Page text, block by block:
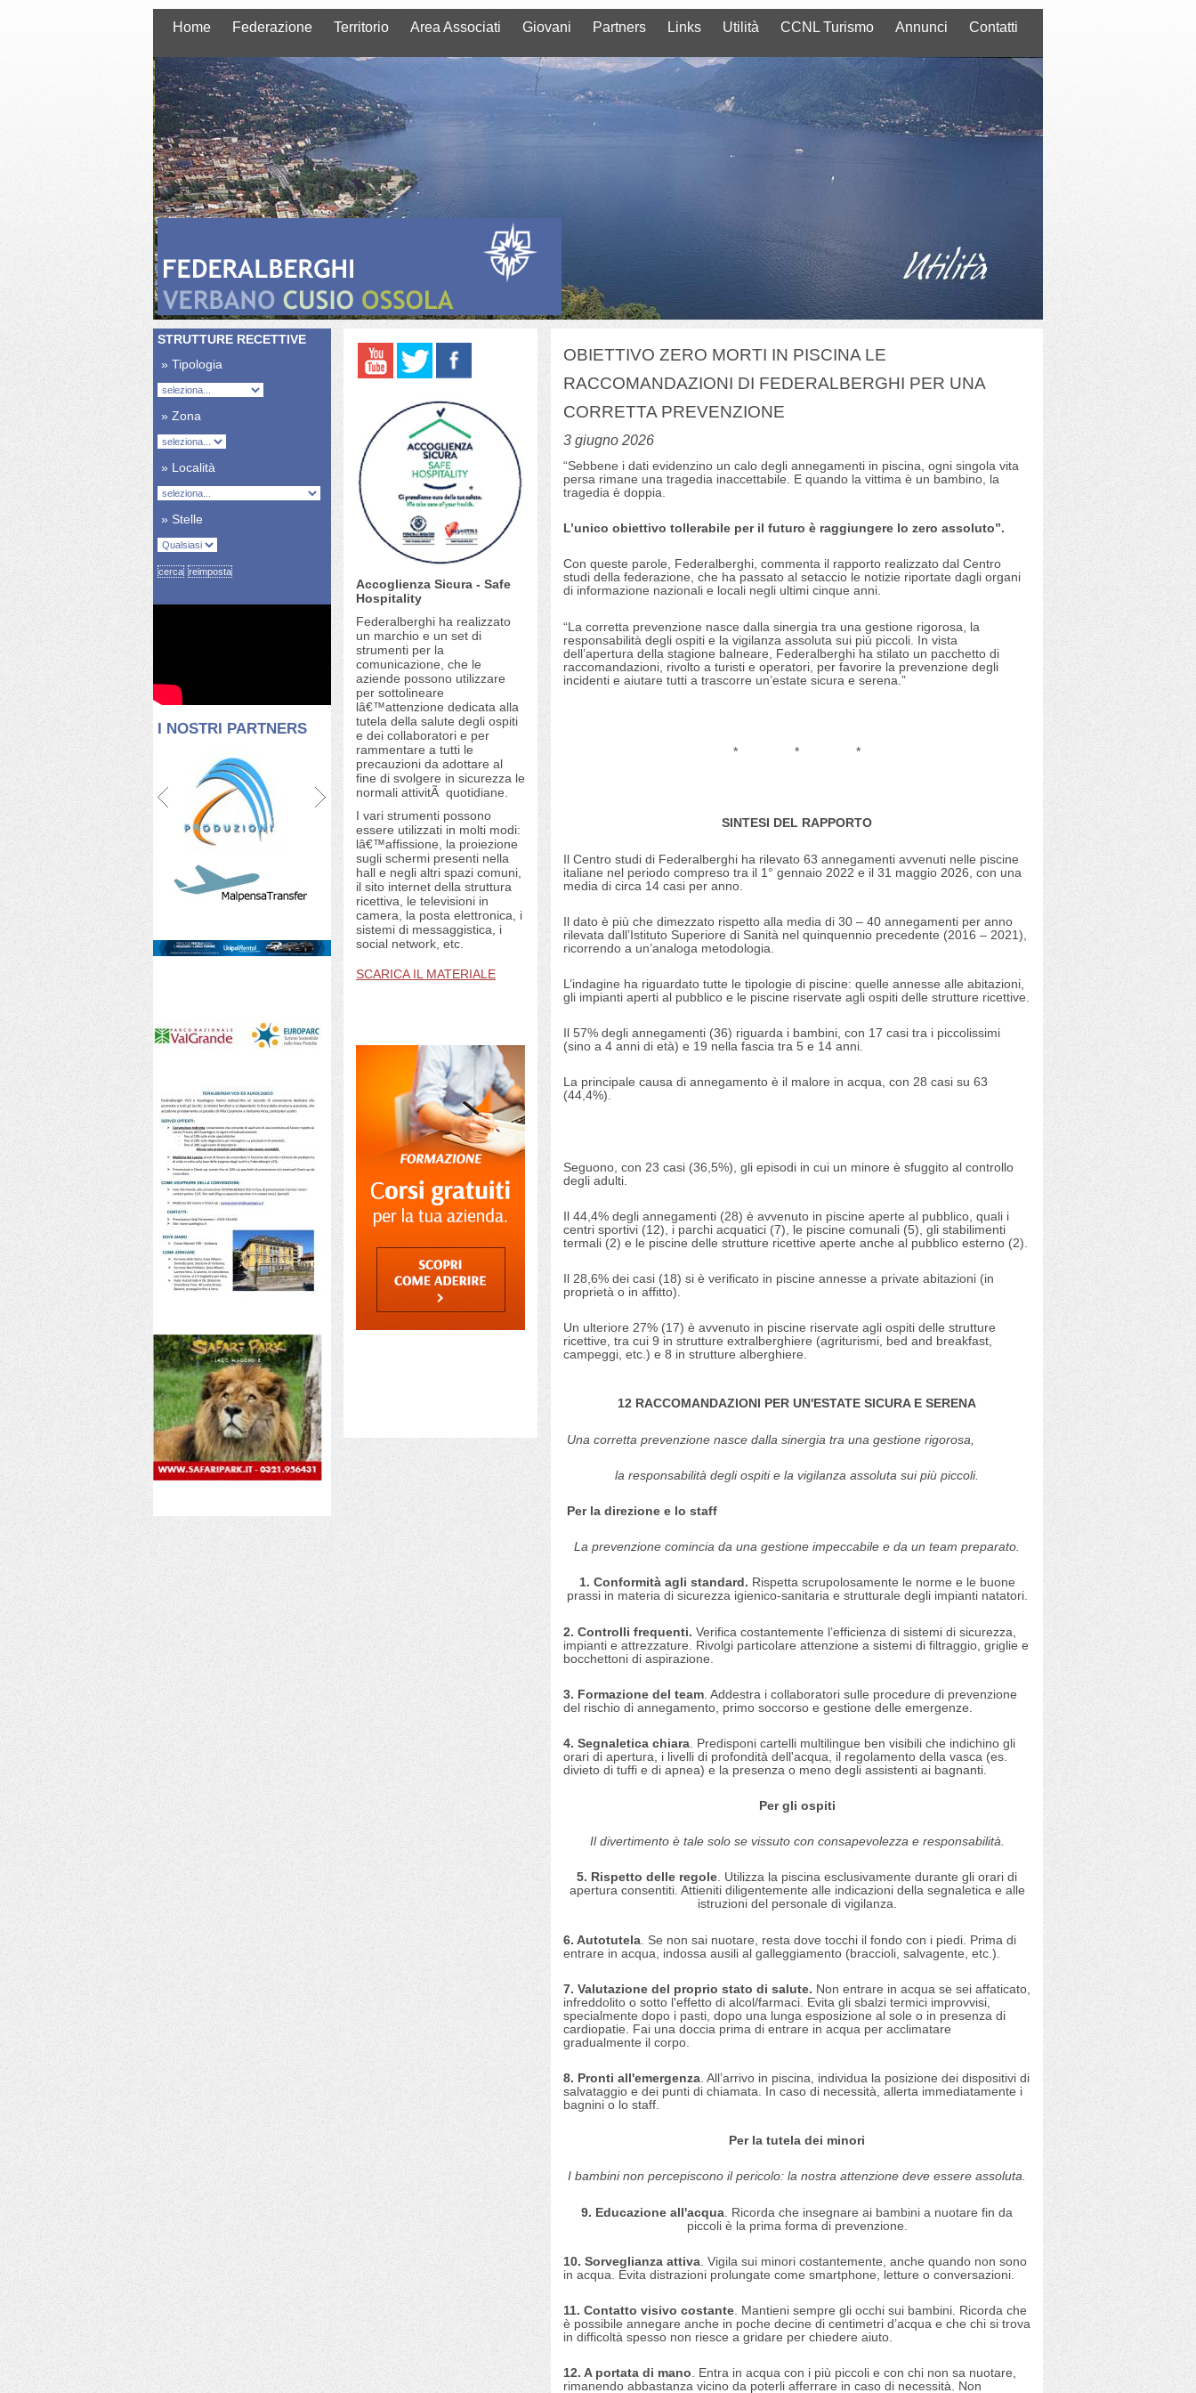
Home Federazione Territorio Area Associati Giovani Partners Links Utilità CCNL Turismo Annunci Contatti
OBIETTIVO ZERO MORTI IN PISCINA LE
RACCOMANDAZIONI DI FEDERALBERGHI PER UNA
CORRETTA PREVENZIONE
3 giugno 2026
“Sebbene i dati evidenzino un calo degli annegamenti in piscina, ogni singola vita
persa rimane una tragedia inaccettabile. E quando la vittima è un bambino, la
tragedia è doppia.
L’unico obiettivo tollerabile per il futuro è raggiungere lo zero assoluto”.
Con queste parole, Federalberghi, commenta il rapporto realizzato dal Centro
studi della federazione, che ha passato al setaccio le notizie riportate dagli organi
di informazione nazionali e locali negli ultimi cinque anni.
“La corretta prevenzione nasce dalla sinergia tra una gestione rigorosa, la
responsabilità degli ospiti e la vigilanza assoluta sui più piccoli. In vista
dell’apertura della stagione balneare, Federalberghi ha stilato un pacchetto di
raccomandazioni, rivolto a turisti e operatori, per favorire la prevenzione degli
incidenti e aiutare tutti a trascorre un’estate sicura e serena.”
* * *
SINTESI DEL RAPPORTO
Il Centro studi di Federalberghi ha rilevato 63 annegamenti avvenuti nelle piscine
italiane nel periodo compreso tra il 1° gennaio 2022 e il 31 maggio 2026, con una
media di circa 14 casi per anno.
Il dato è più che dimezzato rispetto alla media di 30 – 40 annegamenti per anno
rilevata dall’Istituto Superiore di Sanità nel quinquennio precedente (2016 – 2021),
ricorrendo a un’analoga metodologia.
L’indagine ha riguardato tutte le tipologie di piscine: quelle annesse alle abitazioni,
gli impianti aperti al pubblico e le piscine riservate agli ospiti delle strutture ricettive.
Il 57% degli annegamenti (36) riguarda i bambini, con 17 casi tra i piccolissimi
(sino a 4 anni di età) e 19 nella fascia tra 5 e 14 anni.
La principale causa di annegamento è il malore in acqua, con 28 casi su 63
(44,4%).
Seguono, con 23 casi (36,5%), gli episodi in cui un minore è sfuggito al controllo
degli adulti.
Il 44,4% degli annegamenti (28) è avvenuto in piscine aperte al pubblico, quali i
centri sportivi (12), i parchi acquatici (7), le piscine comunali (5), gli stabilimenti
termali (2) e le piscine delle strutture ricettive aperte anche al pubblico esterno (2).
Il 28,6% dei casi (18) si è verificato in piscine annesse a private abitazioni (in
proprietà o in affitto).
Un ulteriore 27% (17) è avvenuto in piscine riservate agli ospiti delle strutture
ricettive, tra cui 9 in strutture extralberghiere (agriturismi, bed and breakfast,
campeggi, etc.) e 8 in strutture alberghiere.
12 RACCOMANDAZIONI PER UN'ESTATE SICURA E SERENA
Una corretta prevenzione nasce dalla sinergia tra una gestione rigorosa,
la responsabilità degli ospiti e la vigilanza assoluta sui più piccoli.
Per la direzione e lo staff
La prevenzione comincia da una gestione impeccabile e da un team preparato.
1. Conformità agli standard. Rispetta scrupolosamente le norme e le buone
prassi in materia di sicurezza igienico-sanitaria e strutturale degli impianti natatori.
2. Controlli frequenti. Verifica costantemente l’efficienza di sistemi di sicurezza,
impianti e attrezzature. Rivolgi particolare attenzione a sistemi di filtraggio, griglie e
bocchettoni di aspirazione.
3. Formazione del team . Addestra i collaboratori sulle procedure di prevenzione
del rischio di annegamento, primo soccorso e gestione delle emergenze.
4. Segnaletica chiara . Predisponi cartelli multilingue ben visibili che indichino gli
orari di apertura, i livelli di profondità dell'acqua, il regolamento della vasca (es.
divieto di tuffi e di apnea) e la presenza o meno degli assistenti ai bagnanti.
Per gli ospiti
Il divertimento è tale solo se vissuto con consapevolezza e responsabilità.
5. Rispetto delle regole. Utilizza la piscina esclusivamente durante gli orari di
apertura consentiti. Attieniti diligentemente alle indicazioni della segnaletica e alle
istruzioni del personale di vigilanza.
6. Autotutela . Se non sai nuotare, resta dove tocchi il fondo con i piedi. Prima di
entrare in acqua, indossa ausili al galleggiamento (braccioli, salvagente, etc.).
7. Valutazione del proprio stato di salute. Non entrare in acqua se sei affaticato,
infreddolito o sotto l'effetto di alcol/farmaci. Evita gli sbalzi termici improvvisi,
specialmente dopo i pasti, dopo una lunga esposizione al sole o in presenza di
cardiopatie. Fai una doccia prima di entrare in acqua per acclimatare
gradualmente il corpo.
8. Pronti all'emergenza . All’arrivo in piscina, individua la posizione dei dispositivi di
salvataggio e dei punti di chiamata. In caso di necessità, allerta immediatamente i
bagnini o lo staff.
Per la tutela dei minori
I bambini non percepiscono il pericolo: la nostra attenzione deve essere assoluta.
9. Educazione all'acqua . Ricorda che insegnare ai bambini a nuotare fin da
piccoli è la prima forma di prevenzione.
10. Sorveglianza attiva . Vigila sui minori costantemente, anche quando non sono
in acqua. Evita distrazioni prolungate come smartphone, letture o conversazioni.
11. Contatto visivo costante . Mantieni sempre gli occhi sui bambini. Ricorda che
è possibile annegare anche in poche decine di centimetri d’acqua e che chi si trova
in difficoltà spesso non riesce a gridare per chiedere aiuto.
12. A portata di mano . Entra in acqua con i più piccoli e con chi non sa nuotare,
rimanendo abbastanza vicino da poterli afferrare in caso di necessità. Non
STRUTTURE RECETTIVE
» Tipologia
» Zona
» Località
» Stelle
I NOSTRI PARTNERS
Accoglienza Sicura - Safe
Hospitality
Federalberghi ha realizzato
un marchio e un set di
strumenti per la
comunicazione, che le
aziende possono utilizzare
per sottolineare
lâ€™attenzione dedicata alla
tutela della salute degli ospiti
e dei collaboratori e per
rammentare a tutti le
precauzioni da adottare al
fine di svolgere in sicurezza le
normali attivitÃ quotidiane.
I vari strumenti possono
essere utilizzati in molti modi:
lâ€™affissione, la proiezione
sugli schermi presenti nella
hall e negli altri spazi comuni,
il sito internet della struttura
ricettiva, le televisioni in
camera, la posta elettronica, i
sistemi di messaggistica, i
social network, etc.
SCARICA IL MATERIALE